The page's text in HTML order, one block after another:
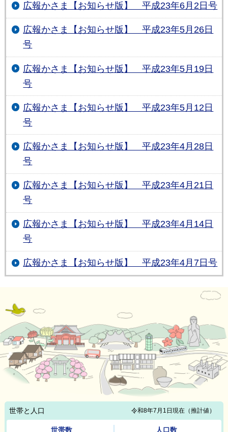
広報かさま【お知らせ版】 平成23年6月2日号
広報かさま【お知らせ版】 平成23年5月26日
号
広報かさま【お知らせ版】 平成23年5月19日
号
広報かさま【お知らせ版】 平成23年5月12日
号
広報かさま【お知らせ版】 平成23年4月28日
号
広報かさま【お知らせ版】 平成23年4月21日
号
広報かさま【お知らせ版】 平成23年4月14日
号
広報かさま【お知らせ版】 平成23年4月7日号